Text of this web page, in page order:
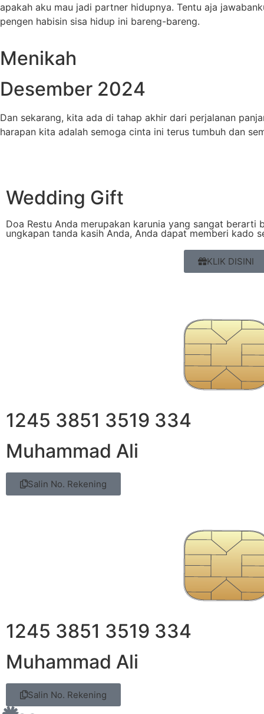
apakah aku mau jadi partner hidupnya. Tentu aja
pengen habisin sisa hidup ini bareng-bareng.
Menikah
Desember 2024
Dan sekarang, kita ada di tahap akhir dari perjalanan
harapan kita adalah semoga cinta ini terus tumbuh dan
Wedding Gift
Doa Restu Anda merupakan karunia yang sangat berarti
ungkapan tanda kasih Anda, Anda dapat memberi kado
KLIK DISINI
1245 3851 3519 334
Muhammad Ali
Salin No. Rekening
1245 3851 3519 334
Muhammad Ali
Salin No. Rekening